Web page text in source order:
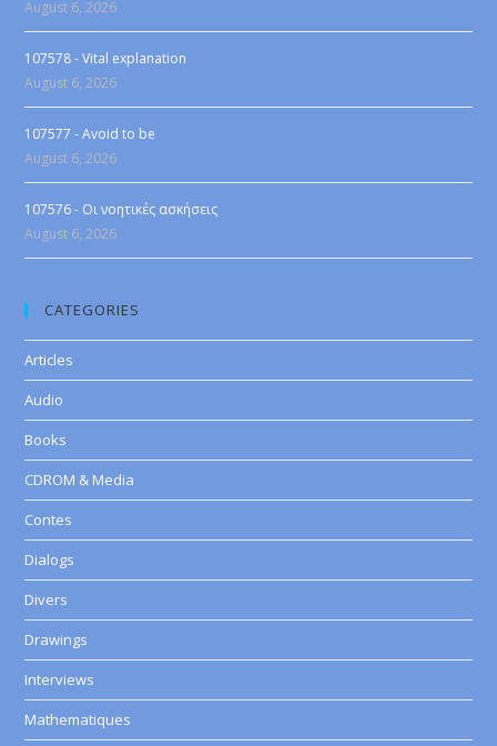
August 6, 2026
107578 - Vital explanation
August 6, 2026
107577 - Avoid to be
August 6, 2026
107576 - Οι νοητικές ασκήσεις
August 6, 2026
CATEGORIES
Articles
Audio
Books
CDROM & Media
Contes
Dialogs
Divers
Drawings
Interviews
Mathematiques